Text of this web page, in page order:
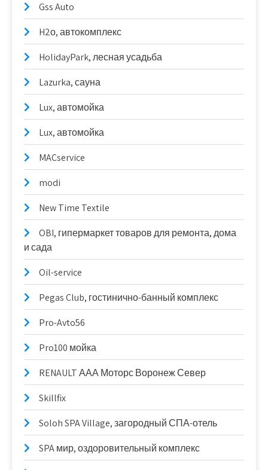
Gss Auto
H2о, автокомплекс
HolidayPark, лесная усадьба
Lazurka, сауна
Lux, автомойка
Lux, автомойка
MACservice
modi
New Time Textile
OBI, гипермаркет товаров для ремонта, дома
и сада
Oil-service
Pegas Club, гостинично-банный комплекс
Pro-Avto56
Pro100 мойка
RENAULT ААА Моторс Воронеж Север
Skillfix
Soloh SPA Village, загородный СПА-отель
SPA мир, оздоровительный комплекс